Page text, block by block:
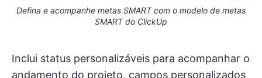
Defina e acompanhe metas SMART com o modelo de metas
SMART do ClickUp
Inclui status personalizáveis para acompanhar o
andamento do projeto, campos personalizados